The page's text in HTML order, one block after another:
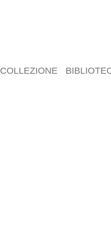
COLLEZIONE